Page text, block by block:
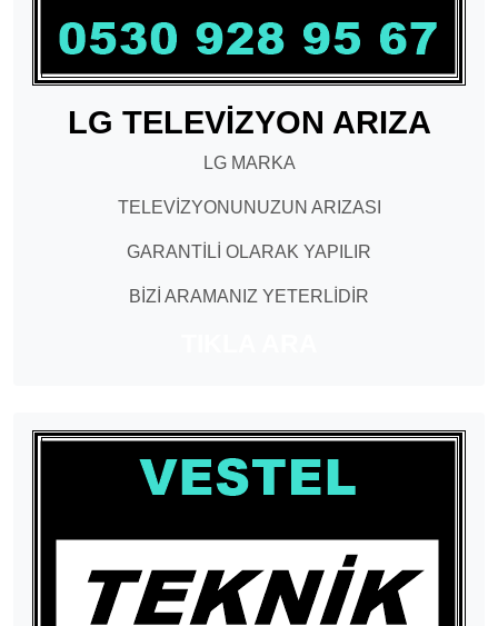
LG TELEVİZYON ARIZA
LG MARKA
TELEVİZYONUNUZUN ARIZASI
GARANTİLİ OLARAK YAPILIR
BİZİ ARAMANIZ YETERLİDİR